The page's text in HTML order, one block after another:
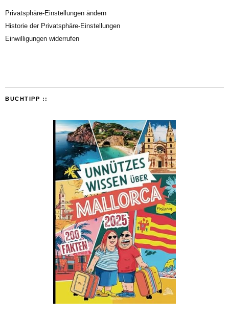
Privatsphäre-Einstellungen ändern
Historie der Privatsphäre-Einstellungen
Einwilligungen widerrufen
BUCHTIPP ::